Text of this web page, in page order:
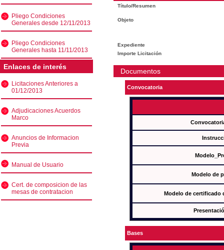
Pliego Condiciones
Generales desde 12/11/2013
Pliego Condiciones
Generales hasta 11/11/2013
Enlaces de interés
Licitaciones Anteriores a
01/12/2013
Adjudicaciones Acuerdos
Marco
Anuncios de Informacion
Previa
Manual de Usuario
Cert. de composicion de las
mesas de contratacion
Título/Resumen
Objeto
Expediente
Importe Licitación
Documentos
Convocatoria
Modelo de
Modelo de certificado
Bases